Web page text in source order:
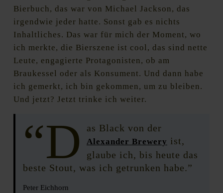
Bierbuch, das war von Michael Jackson, das
irgendwie jeder hatte. Sonst gab es nichts
Inhaltliches. Das war für mich der Moment, wo
ich merkte, die Bierszene ist cool, das sind nette
Leute, engagierte Protagonisten, ob am
Braukessel oder als Konsument. Und dann habe
ich gemerkt, ich bin gekommen, um zu bleiben.
Und jetzt? Jetzt trinke ich weiter.
“D as Black von der
Alexander Brewery ist,
glaube ich, bis heute das
beste Stout, was ich getrunken habe.”
Peter Eichhorn